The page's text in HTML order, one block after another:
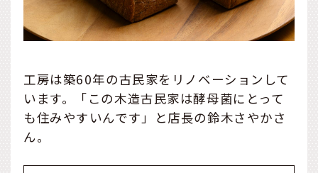
工房は築60年の古民家をリノベーションして
います。「この木造古民家は酵母菌にとって
も住みやすいんです」と店長の鈴木さやかさ
ん。